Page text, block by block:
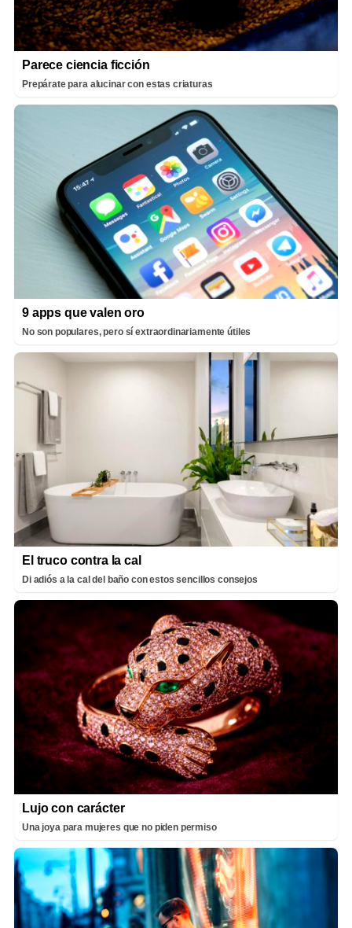
Parece ciencia ficción
Prepárate para alucinar con estas criaturas
9 apps que valen oro
No son populares, pero sí extraordinariamente útiles
El truco contra la cal
Di adiós a la cal del baño con estos sencillos consejos
Lujo con carácter
Una joya para mujeres que no piden permiso